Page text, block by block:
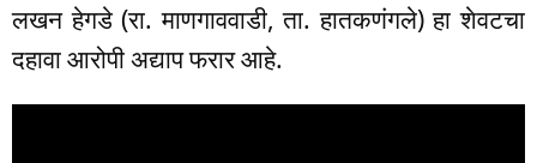
लखन हेगडे (रा. माणगाववाडी, ता. हातकणंगले) हा शेवटचा
दहावा आरोपी अद्याप फरार आहे.